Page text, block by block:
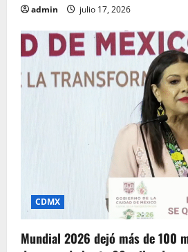
admin julio 17, 2026
CDMX
Mundial 2026 dejó más de 100